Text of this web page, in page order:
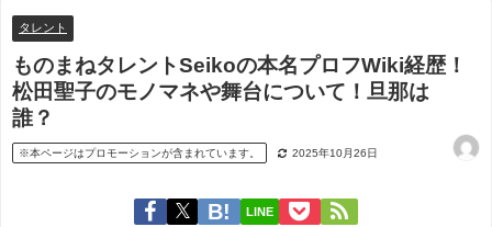
タレント
ものまねタレントSeikoの本名プロフWiki経歴！
松田聖子のモノマネや舞台について！旦那は
誰？
※本ページはプロモーションが含まれています。 2025年10月26日
LINE